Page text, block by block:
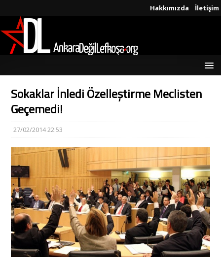
Hakkımızda İletişim
Sokaklar İnledi Özelleştirme Meclisten
Geçemedi!
27/02/2014 22:53